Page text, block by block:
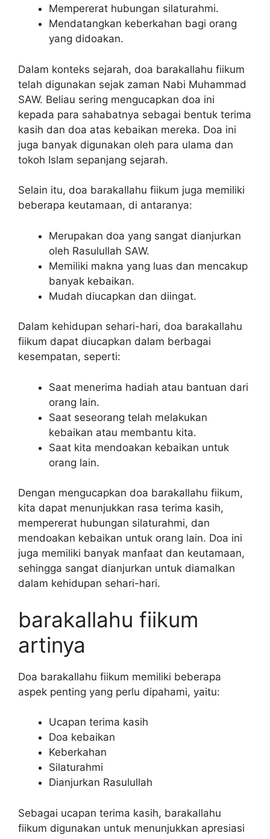
Mempererat hubungan silaturahmi.
Mendatangkan keberkahan bagi orang
yang didoakan.
Dalam konteks sejarah, doa barakallahu fiikum
telah digunakan sejak zaman Nabi Muhammad
SAW. Beliau sering mengucapkan doa ini
kepada para sahabatnya sebagai bentuk terima
kasih dan doa atas kebaikan mereka. Doa ini
juga banyak digunakan oleh para ulama dan
tokoh Islam sepanjang sejarah.
Selain itu, doa barakallahu fiikum juga memiliki
beberapa keutamaan, di antaranya:
Merupakan doa yang sangat dianjurkan
oleh Rasulullah SAW.
Memiliki makna yang luas dan mencakup
banyak kebaikan.
Mudah diucapkan dan diingat.
Dalam kehidupan sehari-hari, doa barakallahu
fiikum dapat diucapkan dalam berbagai
kesempatan, seperti:
Saat menerima hadiah atau bantuan dari
orang lain.
Saat seseorang telah melakukan
kebaikan atau membantu kita.
Saat kita mendoakan kebaikan untuk
orang lain.
Dengan mengucapkan doa barakallahu fiikum,
kita dapat menunjukkan rasa terima kasih,
mempererat hubungan silaturahmi, dan
mendoakan kebaikan untuk orang lain. Doa ini
juga memiliki banyak manfaat dan keutamaan,
sehingga sangat dianjurkan untuk diamalkan
dalam kehidupan sehari-hari.
barakallahu fiikum
artinya
Doa barakallahu fiikum memiliki beberapa
aspek penting yang perlu dipahami, yaitu:
Ucapan terima kasih
Doa kebaikan
Keberkahan
Silaturahmi
Dianjurkan Rasulullah
Sebagai ucapan terima kasih, barakallahu
fiikum digunakan untuk menunjukkan apresiasi